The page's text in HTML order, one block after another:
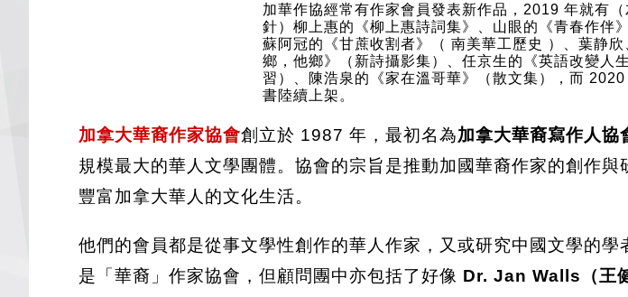
加華作協經常有作家會員發表新作品，2019 年就有
針）柳上惠的《柳上惠詩詞集》、山眼的《青春作伴
蘇阿冠的《甘蔗收割者》（ 南美華工歷史 ）、葉静
鄉，他鄉》（新詩攝影集）、任京生的《英語改變人
習）、陳浩泉的《家在溫哥華》（散文集），而
書陸續上架。
加拿大華裔作家協會創立於 1987 年，最初名為加拿大華裔寫作人協
規模最大的華人文學團體。協會的宗旨是推動加國華裔作家的創作
豐富加拿大華人的文化生活。
他們的會員都是從事文學性創作的華人作家，又或研究中國文學的
是「華裔」作家協會，但顧問團中亦包括了好像 Dr. Jan Walls（王